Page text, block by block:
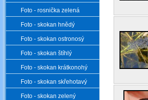
Foto - rosnička zelená
Foto - skokan hnědý
Foto - skokan ostronosý
Foto - skokan štíhlý
Foto - skokan krátkonohý
Foto - skokan skřehotavý
Foto - skokan zelený